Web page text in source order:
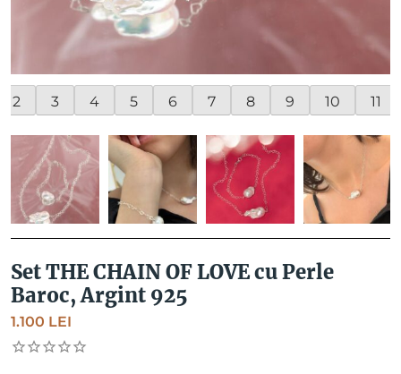
2 3 4 5 6 7 8 9 10 11
Set THE CHAIN OF LOVE cu Perle
Baroc, Argint 925
1.100 LEI